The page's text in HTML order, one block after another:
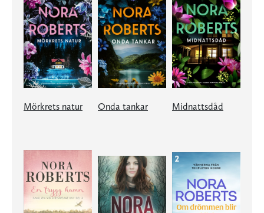
Mörkrets natur Onda tankar Midnattsdåd